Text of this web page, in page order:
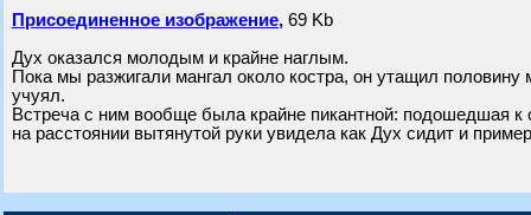
Присоединенное изображение, 69 Kb
Дух оказался молодым и крайне наглым.
Пока мы разжигали мангал около костра, он утащил
учуял.
Встреча с ним вообще была крайне пикантной: подошедшая к
на расстоянии вытянутой руки увидела как Дух сидит и